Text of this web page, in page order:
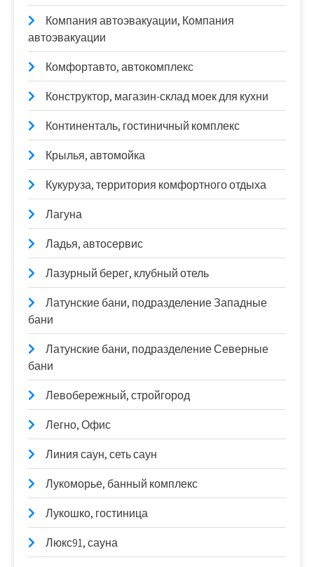
Компания автоэвакуации, Компания
автоэвакуации
Комфортавто, автокомплекс
Конструктор, магазин-склад моек для кухни
Континенталь, гостиничный комплекс
Крылья, автомойка
Кукуруза, территория комфортного отдыха
Лагуна
Ладья, автосервис
Лазурный берег, клубный отель
Латунские бани, подразделение Западные
бани
Латунские бани, подразделение Северные
бани
Левобережный, стройгород
Легно, Офис
Линия саун, сеть саун
Лукоморье, банный комплекс
Лукошко, гостиница
Люкс91, сауна